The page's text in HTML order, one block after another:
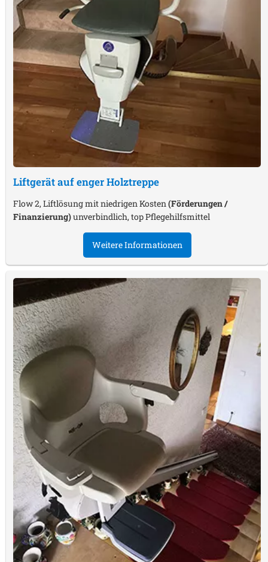
Liftgerät auf enger Holztreppe
Flow 2, Liftlösung mit niedrigen Kosten (Förderungen /
Finanzierung)unverbindlich, top Pflegehilfsmittel
Weitere Informationen